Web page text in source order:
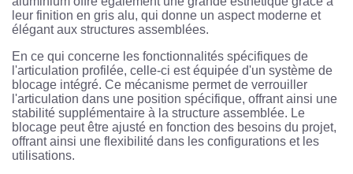
leur finition en gris alu, qui donne un aspect moderne et
élégant aux structures assemblées.
En ce qui concerne les fonctionnalités spécifiques de
l'articulation profilée, celle-ci est équipée d'un système de
blocage intégré. Ce mécanisme permet de verrouiller
l'articulation dans une position spécifique, offrant ainsi une
stabilité supplémentaire à la structure assemblée. Le
blocage peut être ajusté en fonction des besoins du projet,
offrant ainsi une flexibilité dans les configurations et les
utilisations.